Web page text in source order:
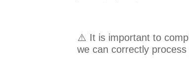
⚠️ It is important to
we can correctly